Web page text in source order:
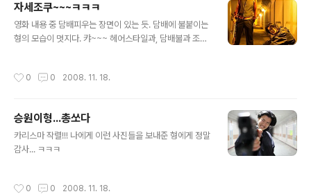
자세조쿠~~~ㅋㅋㅋ
영화 내용 중 담배피우는 장면이 있는 듯. 담배에 불붙이는
형의 모습이 멋지다. 캬~~~ 헤어스타일과, 담배불과 조명
0 0 2008. 11. 18.
승원이형...총쏘다
카리스마 작렬!!! 나에게 이런 사진들을 보내준 형에게 정말
감사... ㅋㅋㅋ
0 0 2008. 11. 18.